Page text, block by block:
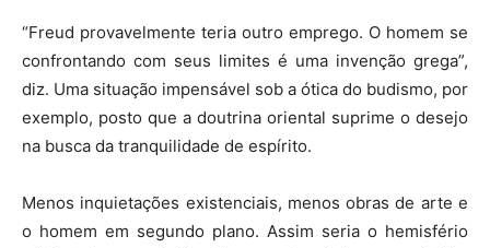
“Freud provavelmente teria outro emprego. O homem se
confrontando com seus limites é uma invenção grega”,
diz. Uma situação impensável sob a ótica do budismo, por
exemplo, posto que a doutrina oriental suprime o desejo
na busca da tranquilidade de espírito.
Menos inquietações existenciais, menos obras de arte e
o homem em segundo plano. Assim seria o hemisfério